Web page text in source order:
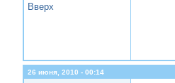
Вверх
26 июня, 2010 - 00:14